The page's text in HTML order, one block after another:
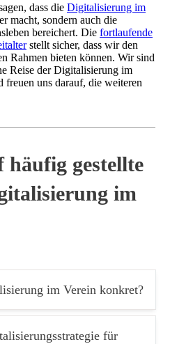
dass die Digitalisierung im
macht, sondern auch die
bereichert. Die fortlaufende
stellt sicher, dass wir den
Rahmen bieten können. Wir sind
Reise der Digitalisierung im
freuen uns darauf, die weiteren
gestellte
im
im Verein konkret?
für